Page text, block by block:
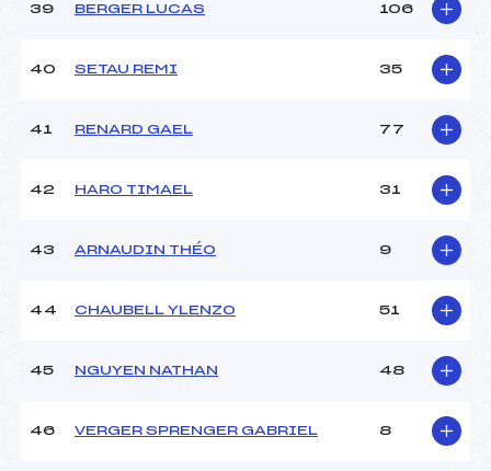
39 BERGER LUCAS 106
40 SETAU REMI 35
41 RENARD GAEL 77
42 HARO TIMAEL 31
43 ARNAUDIN THÉO 9
44 CHAUBELL YLENZO 51
45 NGUYEN NATHAN 48
46 VERGER SPRENGER GABRIEL 8